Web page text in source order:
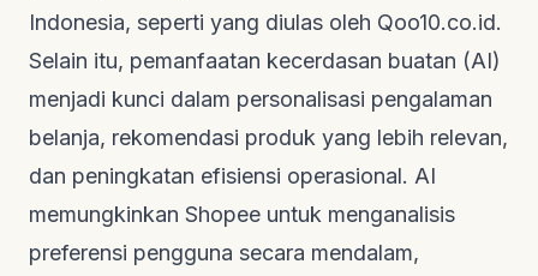
Indonesia, seperti yang diulas oleh Qoo10.co.id.
Selain itu, pemanfaatan kecerdasan buatan (AI)
menjadi kunci dalam personalisasi pengalaman
belanja, rekomendasi produk yang lebih relevan,
dan peningkatan efisiensi operasional. AI
memungkinkan Shopee untuk menganalisis
preferensi pengguna secara mendalam,